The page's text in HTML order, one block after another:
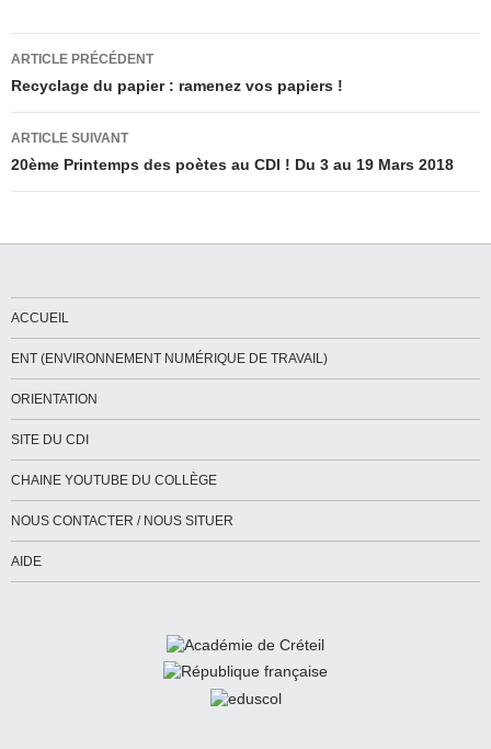
Navigation
des
articles
ARTICLE PRÉCÉDENT
Recyclage du papier : ramenez vos papiers !
ARTICLE SUIVANT
20ème Printemps des poètes au CDI ! Du 3 au 19 Mars 2018
ACCUEIL
ENT (ENVIRONNEMENT NUMÉRIQUE DE TRAVAIL)
ORIENTATION
SITE DU CDI
CHAINE YOUTUBE DU COLLÈGE
NOUS CONTACTER / NOUS SITUER
AIDE